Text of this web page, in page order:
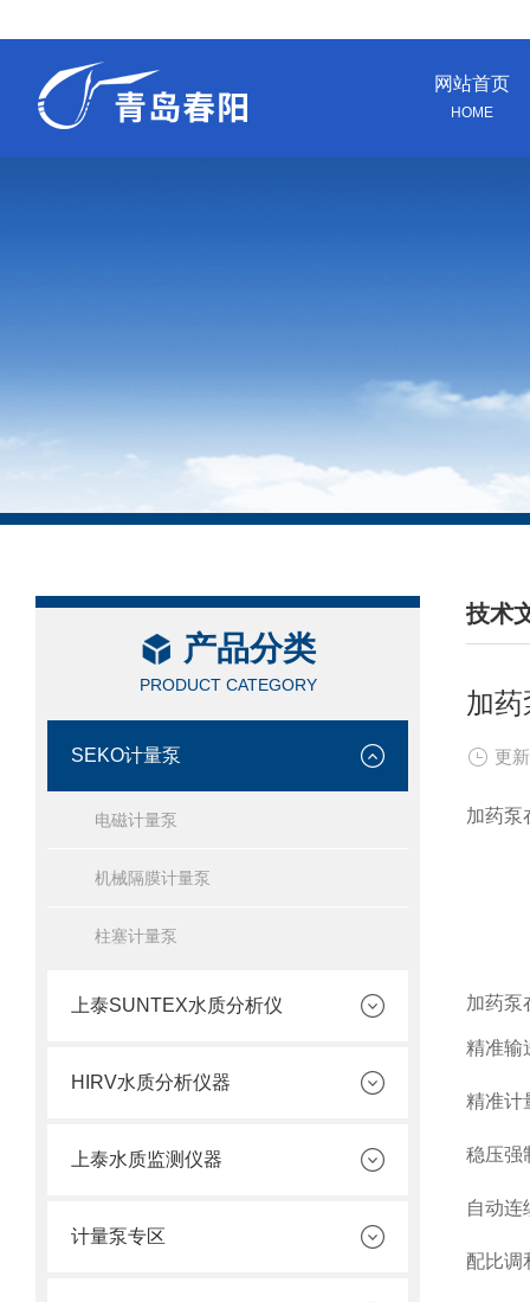
网站首页
HOME
产品分类
PRODUCT CATEGORY
SEKO计量泵
电磁计量泵
机械隔膜计量泵
柱塞计量泵
上泰SUNTEX水质分析仪
HIRV水质分析仪器
上泰水质监测仪器
计量泵专区
技术
/
加
更
加药泵
加药泵
精准输
精准计
稳压强
自动连
配比调